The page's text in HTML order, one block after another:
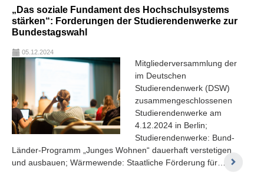
„Das soziale Fundament des Hochschulsystems
stärken“: Forderungen der Studierendenwerke zur
Bundestagswahl
05.12.2024
Mitgliederversammlung der
im Deutschen
Studierendenwerk (DSW)
zusammengeschlossenen
Studierendenwerke am
4.12.2024 in Berlin;
Studierendenwerke: Bund-
Länder-Programm „Junges Wohnen“ dauerhaft verstetigen
und ausbauen; Wärmewende: Staatliche Förderung für…